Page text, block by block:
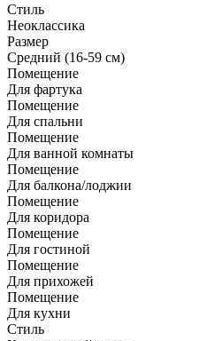
Стиль
Неоклассика
Размер
Средний (16-59 см)
Помещение
Для фартука
Помещение
Для спальни
Помещение
Для ванной комнаты
Помещение
Для балкона/лоджии
Помещение
Для коридора
Помещение
Для гостиной
Помещение
Для прихожей
Помещение
Для кухни
Стиль